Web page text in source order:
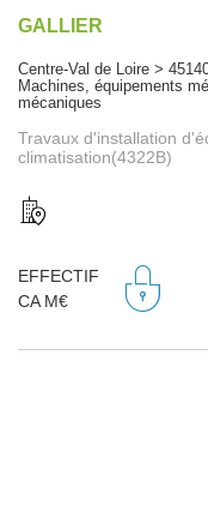
GALLIER
Centre-Val de Loire >
Machines, équipements
mécaniques
Travaux d'installation
climatisation(4322B)
EFFECTIF
CA M€